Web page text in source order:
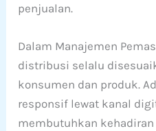
penjualan.
Dalam Manajemen
distribusi selalu
konsumen dan produk.
responsif lewat kanal
membutuhkan